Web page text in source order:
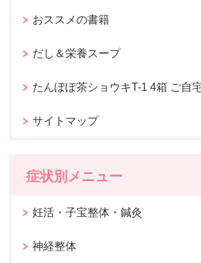
おススメの書籍
だし＆栄養スープ
たんぽぽ茶ショウキT-1 4箱 ご自
サイトマップ
症状別メニュー
妊活・子宝整体・鍼灸
神経整体